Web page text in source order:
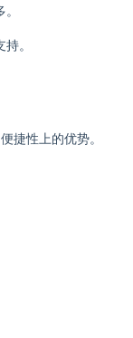
。
捷性上的优势。